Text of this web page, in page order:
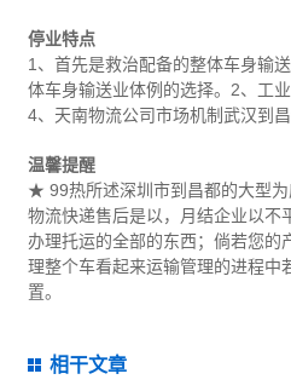
停业特点
1、首先是救治配备的整体车身输
体车身输送业体例的选择。2、工
4、天南物流公司市场机制武汉到
温馨提醒
★ 99热所述深圳市到昌都的大型
物流快递售后是以，月结企业以
办理托运的全部的东西；倘若您
理整个车看起来运输管理的进程中
置。
相干文章